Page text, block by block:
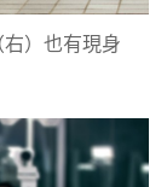
）也有現身